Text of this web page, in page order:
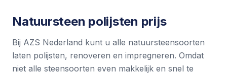
Natuursteen polijsten prijs
Bij AZS Nederland kunt u alle natuursteensoorten
laten polijsten, renoveren en impregneren. Omdat
niet alle steensoorten even makkelijk en snel te